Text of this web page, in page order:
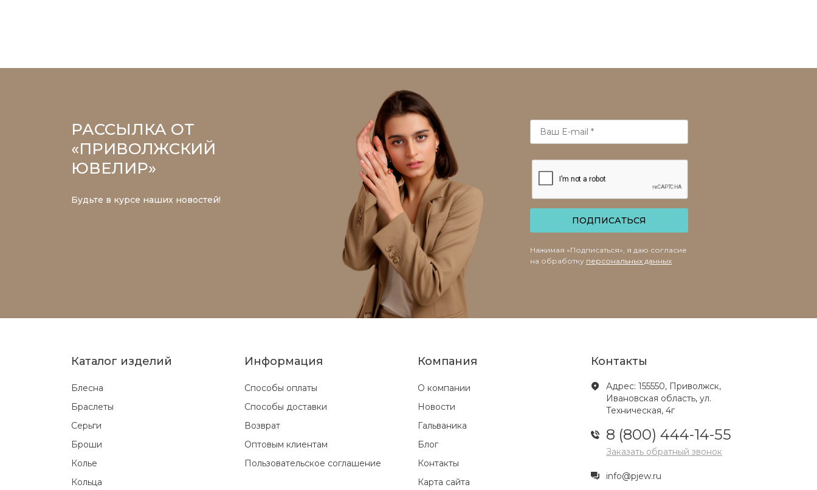
РАССЫЛКА ОТ
«ПРИВОЛЖСКИЙ
ЮВЕЛИР»
Будьте в курсе наших новостей!
ПОДПИСАТЬСЯ
Нажимая «Подписаться», я даю согласие
на обработку персональных данных
Каталог изделий
Блесна
Браслеты
Серьги
Броши
Колье
Кольца
Информация
Способы оплаты
Способы доставки
Возврат
Оптовым клиентам
Пользовательское соглашение
Компания
О компании
Новости
Гальваника
Блог
Контакты
Карта сайта
Контакты
Адрес: 155550, Приволжск,
Ивановская область, ул.
Техническая, 4г
8 (800) 444-14-55
Заказать обратный звонок
info@pjew.ru